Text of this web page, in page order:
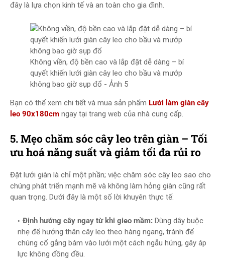
đây là lựa chọn kinh tế và an toàn cho gia đình.
Không viền, độ bền cao và lắp đặt dễ dàng – bí
quyết khiến lưới giàn cây leo cho bầu và mướp
không bao giờ sụp đổ - Ảnh 5
Bạn có thể xem chi tiết và mua sản phẩm Lưới làm giàn cây
leo 90x180cm ngay tại trang web của nhà cung cấp.
5. Mẹo chăm sóc cây leo trên giàn – Tối
ưu hoá năng suất và giảm tối đa rủi ro
Đặt lưới giàn là chỉ một phần; việc chăm sóc cây leo sao cho
chúng phát triển mạnh mẽ và không làm hỏng giàn cũng rất
quan trọng. Dưới đây là một số lời khuyên thực tế:
Định hướng cây ngay từ khi gieo mầm: Dùng dây buộc
nhẹ để hướng thân cây leo theo hàng ngang, tránh để
chúng cố gắng bám vào lưới một cách ngẫu hứng, gây áp
lực không đồng đều.